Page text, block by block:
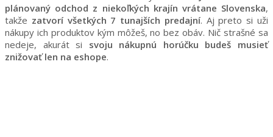
plánovaný odchod z niekoľkých krajín vrátane Slovenska,
takže zatvorí všetkých 7 tunajších predajní. Aj preto si uži
nákupy ich produktov kým môžeš, no bez obáv. Nič strašné sa
nedeje, akurát si svoju nákupnú horúčku budeš musieť
znižovať len na eshope.